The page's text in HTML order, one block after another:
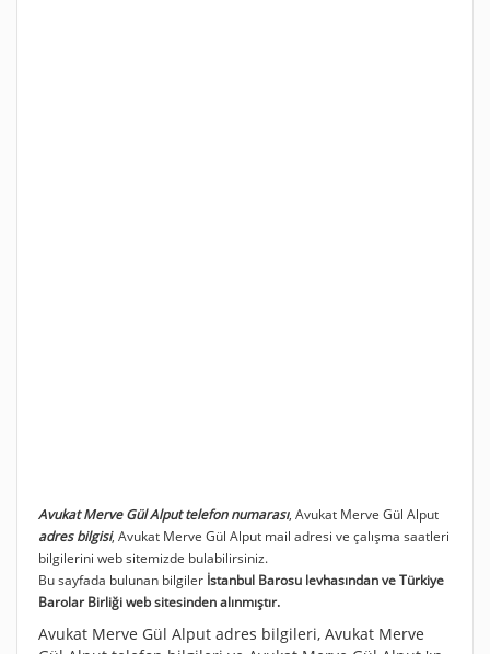
Avukat Merve Gül Alput telefon numarası, Avukat Merve Gül Alput
adres bilgisi, Avukat Merve Gül Alput mail adresi ve çalışma saatleri
bilgilerini web sitemizde bulabilirsiniz.
Bu sayfada bulunan bilgiler İstanbul Barosu levhasından ve Türkiye
Barolar Birliği web sitesinden alınmıştır.
Avukat Merve Gül Alput adres bilgileri, Avukat Merve